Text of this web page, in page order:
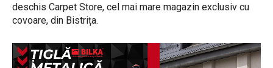
deschis Carpet Store, cel mai mare magazin exclusiv cu
covoare, din Bistrița.